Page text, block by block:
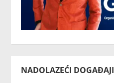
NADOLAZEĆI DOGAĐAJI